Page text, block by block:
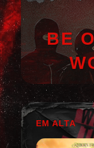
BE
EM ALTA